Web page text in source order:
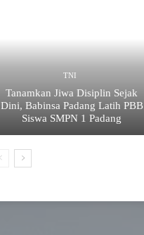
TNI
Tanamkan Jiwa Disiplin Sejak
Dini, Babinsa Padang Latih PBB
Siswa SMPN 1 Padang